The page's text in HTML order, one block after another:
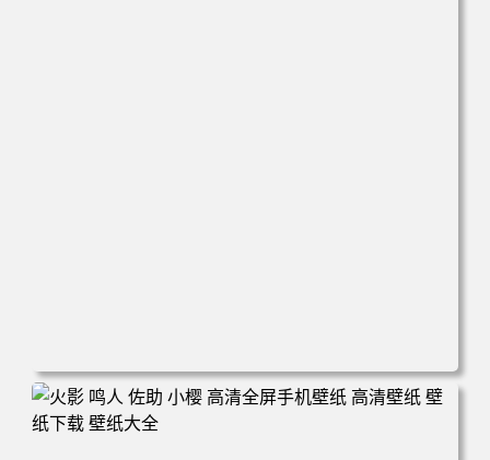
电脑壁纸 动漫情侣 名侦探柯南 新一小兰 柯兰 甜蜜互动 角
色壁纸 手机壁纸 高清壁纸 壁纸下载 壁纸大全